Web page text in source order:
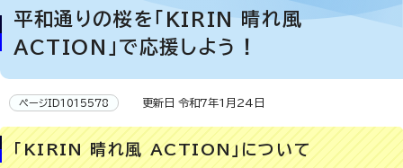
平和通りの桜を「KIRIN 晴れ風
ACTION」で応援しよう！
ページID1015578 更新日 令和7年1月24日
「KIRIN 晴れ風 ACTION」について